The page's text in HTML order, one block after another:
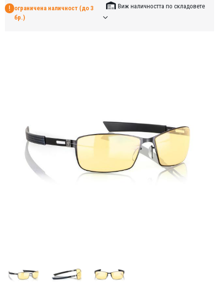
ограничена наличност (до 3
бр.)
Виж наличността по складовете